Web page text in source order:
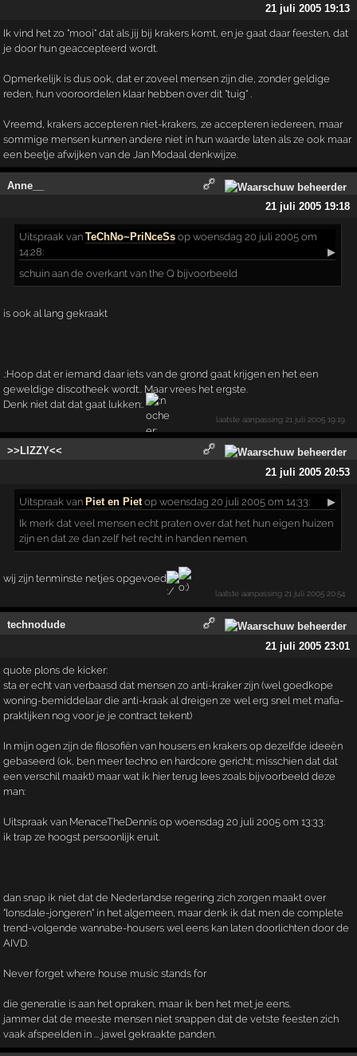
21 juli 2005 19:13
Ik vind het zo "mooi" dat als jij bij krakers komt, en je gaat daar feesten, dat
je door hun geaccepteerd wordt.
Opmerkelijk is dus ook, dat er zoveel mensen zijn die, zonder geldige
reden, hun vooroordelen klaar hebben over dit "tuig" .
Vreemd, krakers accepteren niet-krakers, ze accepteren iedereen, maar
sommige mensen kunnen andere niet in hun waarde laten als ze ook maar
een beetje afwijken van de Jan Modaal denkwijze.
Anne__
21 juli 2005 19:18
Uitspraak vanTeChNo~PriNceSs op woensdag 20 juli 2005 om
14:28:
▶
schuin aan de overkant van the Q bijvoorbeeld
is ook al lang gekraakt
.:Hoop dat er iemand daar iets van de grond gaat krijgen en het een
geweldige discotheek wordt.. Maar vrees het ergste.
Denk niet dat dat gaat lukken:.
laatste aanpassing 21 juli 2005 19:19
>>LIZZY<<
21 juli 2005 20:53
Uitspraak van Piet en Pietop woensdag 20 juli 2005 om 14:33:
▶
Ik merk dat veel mensen echt praten over dat het hun eigen huizen
zijn en dat ze dan zelf het recht in handen nemen.
wij zijn tenminste netjes opgevoed
laatste aanpassing 21 juli 2005 20:54
technodude
21 juli 2005 23:01
quote plons de kicker:
sta er echt van verbaasd dat mensen zo anti-kraker zijn (wel goedkope
woning-bemiddelaar die anti-kraak al dreigen ze wel erg snel met mafia-
praktijken nog voor je je contract tekent)
In mijn ogen zijn de filosofiën van housers en krakers op dezelfde ideeën
gebaseerd (ok, ben meer techno en hardcore gericht; misschien dat dat
een verschil maakt) maar wat ik hier terug lees zoals bijvoorbeeld deze
man:
Uitspraak van MenaceTheDennis op woensdag 20 juli 2005 om 13:33:
ik trap ze hoogst persoonlijk eruit.
dan snap ik niet dat de Nederlandse regering zich zorgen maakt over
"lonsdale-jongeren" in het algemeen, maar denk ik dat men de complete
trend-volgende wannabe-housers wel eens kan laten doorlichten door de
AIVD.
Never forget where house music stands for
die generatie is aan het opraken, maar ik ben het met je eens.
jammer dat de meeste mensen niet snappen dat de vetste feesten zich
vaak afspeelden in ... jawel gekraakte panden.